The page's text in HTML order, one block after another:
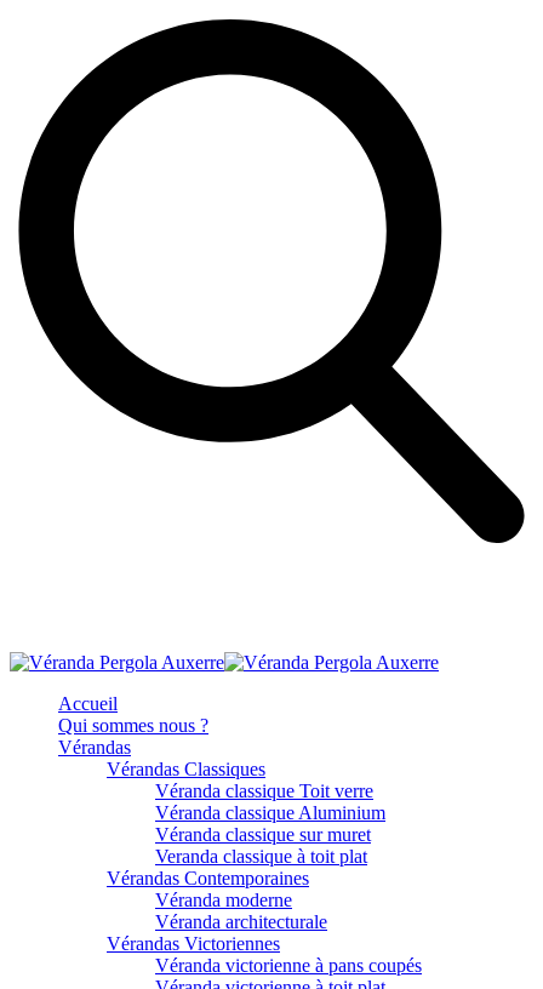
Accueil
Qui sommes nous ?
Vérandas
Vérandas Classiques
Véranda classique Toit verre
Véranda classique Aluminium
Véranda classique sur muret
Veranda classique à toit plat
Vérandas Contemporaines
Véranda moderne
Véranda architecturale
Vérandas Victoriennes
Véranda victorienne à pans coupés